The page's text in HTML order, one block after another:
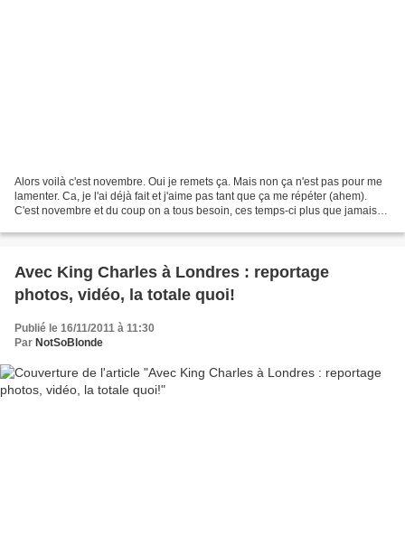
Alors voilà c'est novembre. Oui je remets ça. Mais non ça n'est pas pour me
lamenter. Ca, je l'ai déjà fait et j'aime pas tant que ça me répéter (ahem).
C'est novembre et du coup on a tous besoin, ces temps-ci plus que jamais
Avec King Charles à Londres : reportage
photos, vidéo, la totale quoi!
Publié le 16/11/2011 à 11:30
Par NotSoBlonde